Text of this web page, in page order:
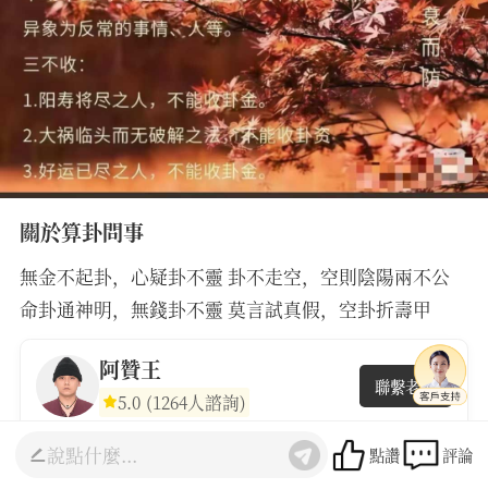
關於算卦問事
無金不起卦，心疑卦不靈 卦不走空，空則陰陽兩不公
命卦通神明，無錢卦不靈 莫言試真假，空卦折壽甲
阿贊王
5.0 (1264人諮詢)
聯繫老師
點讚 評論